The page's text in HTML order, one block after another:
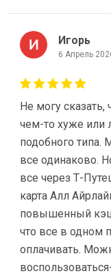
Игорь
6 Апрель
Не могу
чем-то хуже или
подобного типа.
все одинаково.
все через Т-
карта Алл
повышенный
что все в одном
оплачивать.